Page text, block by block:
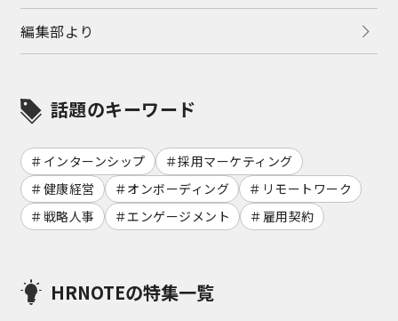
編集部より
話題のキーワード
インターンシップ
採用マーケティング
健康経営
オンボーディング
リモートワーク
戦略人事
エンゲージメント 雇用契約
HRNOTEの特集一覧